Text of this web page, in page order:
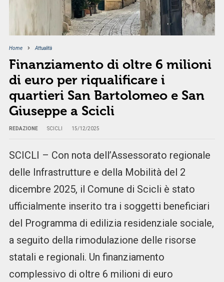
Home Attualità
Finanziamento di oltre 6 milioni
di euro per riqualificare i
quartieri San Bartolomeo e San
Giuseppe a Scicli
REDAZIONE SCICLI 15/12/2025
SCICLI – Con nota dell’Assessorato regionale
delle Infrastrutture e della Mobilità del 2
dicembre 2025, il Comune di Scicli è stato
ufficialmente inserito tra i soggetti beneficiari
del Programma di edilizia residenziale sociale,
a seguito della rimodulazione delle risorse
statali e regionali. Un finanziamento
complessivo di oltre 6 milioni di euro